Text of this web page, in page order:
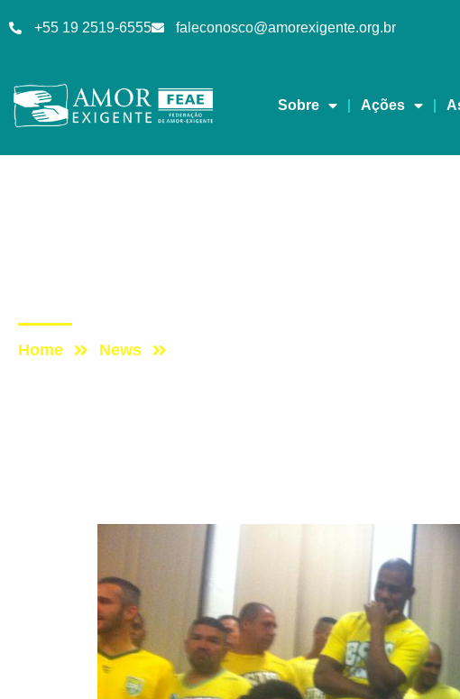
+55 19 2519-6555 faleconosco@amorexigente.org.br
Sobre Ações
Home News